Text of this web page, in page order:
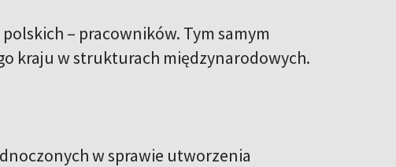
polskich – pracowników. Tym samym
kraju w strukturach międzynarodowych.
w sprawie utworzenia